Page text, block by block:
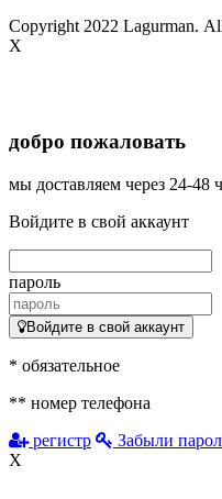
Copyright 2022 Lagurman.
X
добро пожаловать
мы доставляем через 24-48
Войдите в свой аккаунт
пароль
Войдите в свой аккаунт
* обязательное
** номер телефона
регистр
Забыли
X